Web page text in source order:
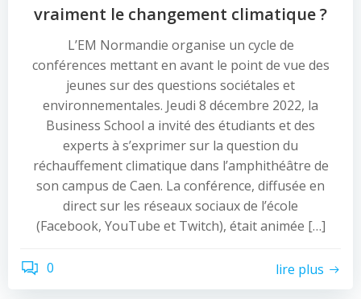
vraiment le changement climatique ?
L’EM Normandie organise un cycle de
conférences mettant en avant le point de vue des
jeunes sur des questions sociétales et
environnementales. Jeudi 8 décembre 2022, la
Business School a invité des étudiants et des
experts à s’exprimer sur la question du
réchauffement climatique dans l’amphithéâtre de
son campus de Caen. La conférence, diffusée en
direct sur les réseaux sociaux de l’école
(Facebook, YouTube et Twitch), était animée […]
0 lire plus